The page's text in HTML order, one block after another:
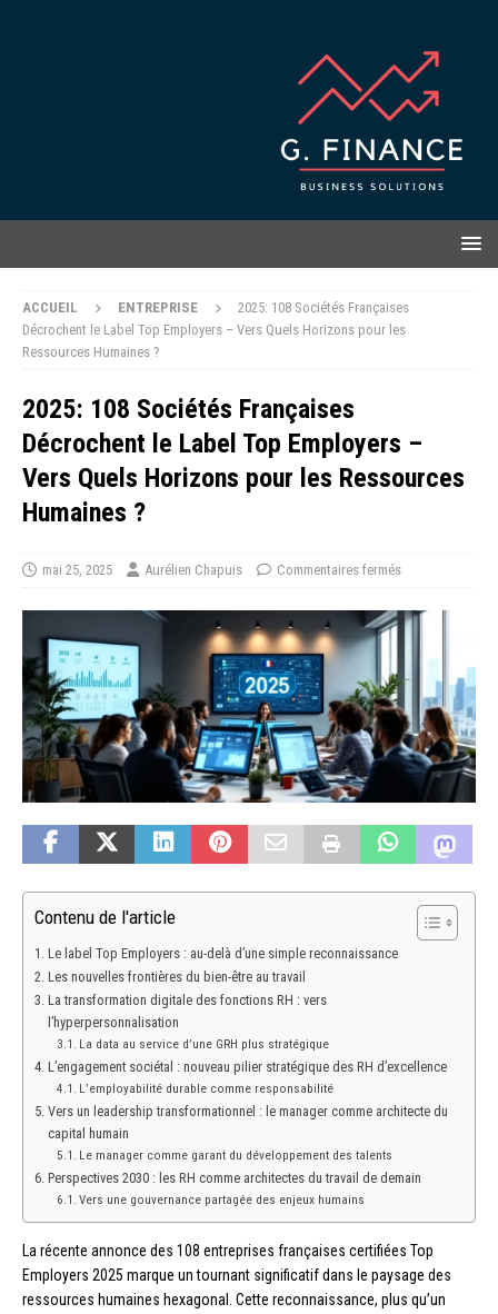
ACCUEIL ENTREPRISE
2025: 108 Sociétés Françaises
Décrochent le Label Top Employers – Vers Quels Horizons pour les
Ressources Humaines ?
2025: 108 Sociétés Françaises
Décrochent le Label Top Employers –
Vers Quels Horizons pour les Ressources
Humaines ?
mai 25, 2025 Aurélien Chapuis Commentaires fermés
Contenu de l'article
Le label Top Employers : au-delà d’une simple reconnaissance
Les nouvelles frontières du bien-être au travail
La transformation digitale des fonctions RH : vers
l’hyperpersonnalisation
La data au service d’une GRH plus stratégique
L’engagement sociétal : nouveau pilier stratégique des RH d’excellence
L’employabilité durable comme responsabilité
Vers un leadership transformationnel : le manager comme architecte du
capital humain
Le manager comme garant du développement des talents
Perspectives 2030 : les RH comme architectes du travail de demain
Vers une gouvernance partagée des enjeux humains
La récente annonce des 108 entreprises françaises certifiées Top
Employers 2025 marque un tournant significatif dans le paysage des
ressources humaines hexagonal. Cette reconnaissance, plus qu’un